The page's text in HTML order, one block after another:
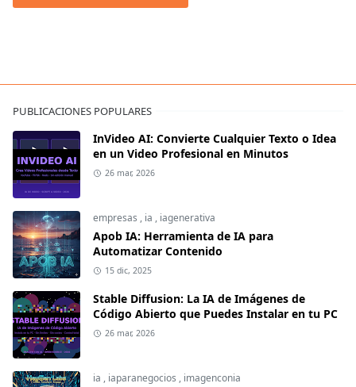
PUBLICACIONES POPULARES
InVideo AI: Convierte Cualquier Texto o Idea
en un Video Profesional en Minutos
26 mar, 2026
empresas , ia , iagenerativa
Apob IA: Herramienta de IA para
Automatizar Contenido
15 dic, 2025
Stable Diffusion: La IA de Imágenes de
Código Abierto que Puedes Instalar en tu PC
26 mar, 2026
ia , iaparanegocios , imagenconia